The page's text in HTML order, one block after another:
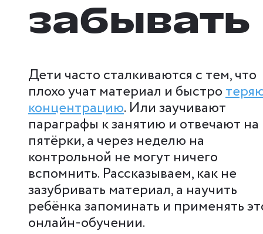
забывать
Дети часто сталкиваются с тем, что
плохо учат материал и быстро
концентрацию. Или заучивают
параграфы к занятию и отвечают на
пятёрки, а через неделю на
контрольной не могут ничего
вспомнить. Рассказываем, как не
зазубривать материал, а научить
ребёнка запоминать и применять
онлайн-обучении.